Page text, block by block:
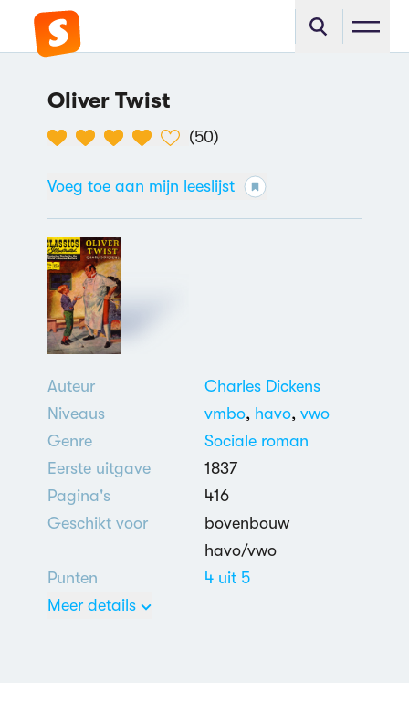
Oliver Twist
(50)
Voeg toe aan mijn leeslijst
Auteur
Charles Dickens
Niveaus
vmbo, havo, vwo
Genre
Sociale roman
Eerste uitgave
1837
Pagina's
416
Geschikt voor
bovenbouw
havo/vwo
Punten
4 uit 5
Meer details